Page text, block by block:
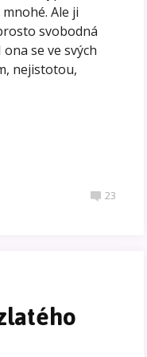
Ale ji
svobodná
se ve svých
nejistotou,
23